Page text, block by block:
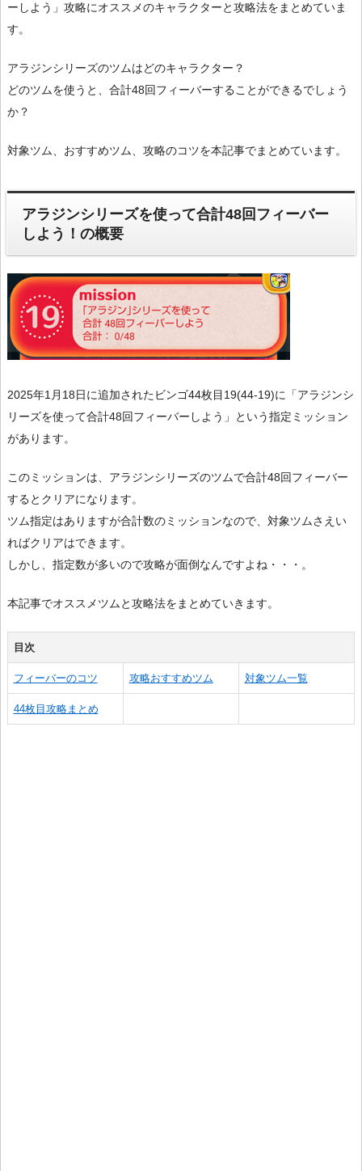
ーしよう」攻略にオススメのキャラクターと攻略法をまとめていま
す。
アラジンシリーズのツムはどのキャラクター？
どのツムを使うと、合計48回フィーバーすることができるでしょう
か？
対象ツム、おすすめツム、攻略のコツを本記事でまとめています。
アラジンシリーズを使って合計48回フィーバー
しよう！の概要
2025年1月18日に追加されたビンゴ44枚目19(44-19)に「アラジンシ
リーズを使って合計48回フィーバーしよう」という指定ミッション
があります。
このミッションは、アラジンシリーズのツムで合計48回フィーバー
するとクリアになります。
ツム指定はありますが合計数のミッションなので、対象ツムさえい
ればクリアはできます。
しかし、指定数が多いので攻略が面倒なんですよね・・・。
本記事でオススメツムと攻略法をまとめていきます。
目次
フィーバーのコツ 攻略おすすめツム 対象ツム一覧
44枚目攻略まとめ